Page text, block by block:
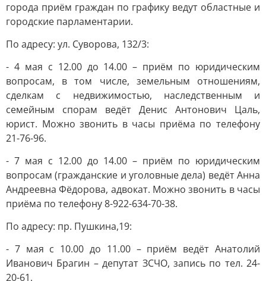
города приём граждан по графику ведут областные и
городские парламентарии.
По адресу: ул. Суворова, 132/3:
- 4 мая с 12.00 до 14.00 – приём по юридическим
вопросам, в том числе, земельным отношениям,
сделкам с недвижимостью, наследственным и
семейным спорам ведёт Денис Антонович Цаль,
юрист. Можно звонить в часы приёма по телефону
21-76-96.
- 7 мая с 12.00 до 14.00 – приём по юридическим
вопросам (гражданские и уголовные дела) ведёт Анна
Андреевна Фёдорова, адвокат. Можно звонить в часы
приёма по телефону 8-922-634-70-38.
По адресу: пр. Пушкина,19:
- 7 мая с 10.00 до 11.00 – приём ведёт Анатолий
Иванович Брагин – депутат ЗСЧО, запись по тел. 24-
20-61.